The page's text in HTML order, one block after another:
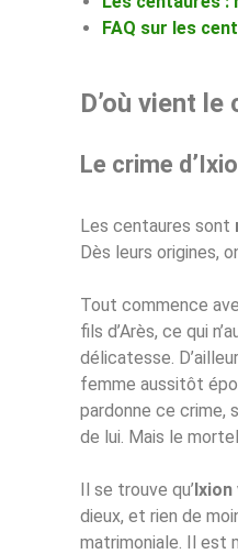
FAQ sur les
D’où vient
Le crime
Les centaures sont
Dès leurs origines,
Tout commence
fils d’Arès, ce qui
délicatesse.
femme aussitôt
pardonne ce crime,
de lui. Mais le
Il se trouve qu’
dieux, et rien de
matrimoniale. Il est